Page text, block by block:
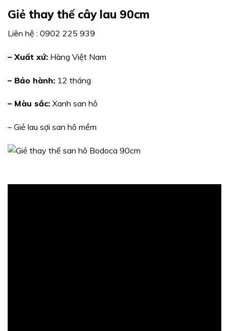
Giẻ thay thế cây lau 90cm
Liên hệ : 0902 225 939
– Xuất xứ: Hàng Việt Nam
– Bảo hành: 12 tháng
– Màu sắc: Xanh san hô
– Giẻ lau sợi san hô mềm